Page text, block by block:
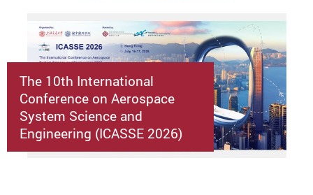
The 10th International
Conference on Aerospace
System Science and
Engineering (ICASSE 2026)